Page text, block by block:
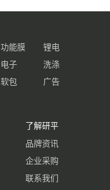
功能膜
锂电
电子
洗涤
软包 广告
了解研平
品牌资讯
企业采购
联系我们